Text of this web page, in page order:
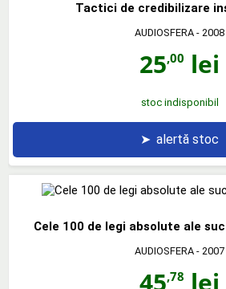
Tactici de credibilizare
AUDIOSFERA - 2008
25,00 lei
stoc indisponibil
➤ alertă stoc
Cele 100 de legi absolute ale
AUDIOSFERA - 2007
45,78 lei